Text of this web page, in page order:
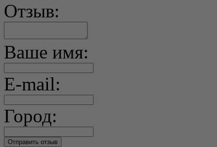
Отзыв:
Ваше имя:
E-mail:
Город: